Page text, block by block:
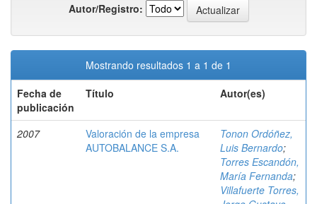
Autor/Registro:
Mostrando resultados 1 a 1 de 1
Fecha de
publicación
Título Autor(es)
2007
Valoración de la empresa
AUTOBALANCE S.A.
Tonon Ordóñez,
Luis Bernardo;
Torres Escandón,
María Fernanda;
Villafuerte Torres,